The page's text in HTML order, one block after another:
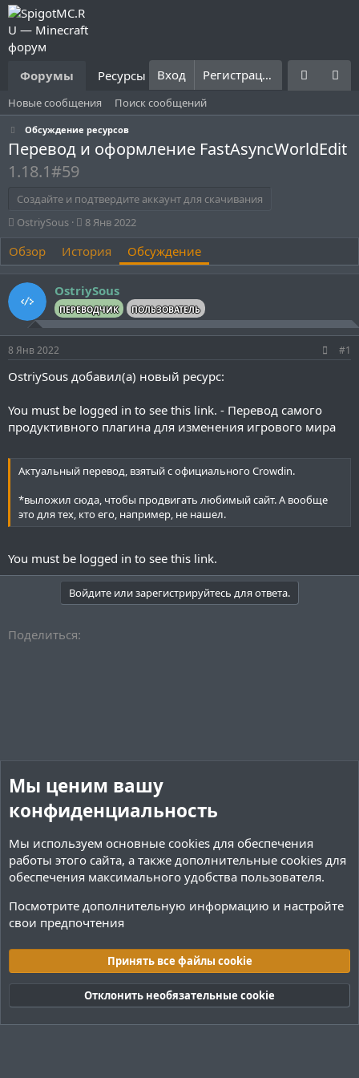
Форумы Ресурсы Что нового? Правила
Вход Регистрация
Новые сообщения Поиск сообщений
Обсуждение ресурсов
Перевод и оформление FastAsyncWorldEdit
1.18.1#59
Создайте и подтвердите аккаунт для скачивания
А
в
т
о
е
м
ы
OstriySous
Д
а
т
а
а
ч
а
л
8 Янв 2022
Обзор История Обсуждение
OstriySous
ПЕРЕВОДЧИК ПОЛЬЗОВАТЕЛЬ
8 Янв 2022 #1
OstriySous добавил(а) новый ресурс:
You must be logged in to see this link. - Перевод самого
продуктивного плагина для изменения игрового мира
Актуальный перевод, взятый с официального Crowdin.
*выложил сюда, чтобы продвигать любимый сайт. А вообще
это для тех, кто его, например, не нашел.
You must be logged in to see this link.
Войдите или зарегистрируйтесь для ответа.
Поделиться:
Cookies Тёмная (2020)
Русский (RU)
Обратная связь
Условия и правила
Политика конфиденциальности
Помощь
R
Мы ценим вашу
конфиденциальность
Мы используем основные cookies для обеспечения
работы этого сайта, а также дополнительные cookies для
обеспечения максимального удобства пользователя.
Посмотрите дополнительную информацию и настройте
свои предпочтения
Принять все файлы cookie
Отклонить необязательные cookie